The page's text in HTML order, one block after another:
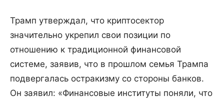
Трамп утверждал, что криптосектор
значительно укрепил свои позиции по
отношению к традиционной финансовой
системе, заявив, что в прошлом семья Трампа
подвергалась остракизму со стороны банков.
Он заявил: «Финансовые институты поняли, что